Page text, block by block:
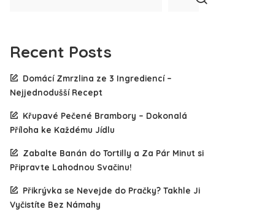
Recent Posts
Domácí Zmrzlina ze 3 Ingrediencí –
Nejjednodušší Recept
Křupavé Pečené Brambory – Dokonalá
Příloha ke Každému Jídlu
Zabalte Banán do Tortilly a Za Pár Minut si
Připravte Lahodnou Svačinu!
Přikrývka se Nevejde do Pračky? Takhle Ji
Vyčistíte Bez Námahy